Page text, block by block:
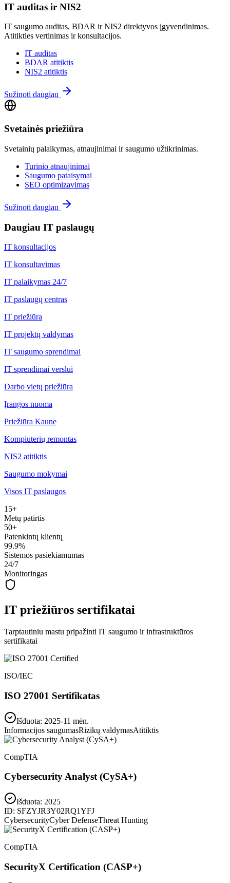
IT auditas ir NIS2
IT saugumo auditas, BDAR ir NIS2 direktyvos įgyvendinimas.
Atitikties vertinimas ir konsultacijos.
IT auditas
BDAR atitiktis
NIS2 atitiktis
Sužinoti daugiau
Svetainės priežiūra
Svetainių palaikymas, atnaujinimai ir saugumo užtikrinimas.
Turinio atnaujinimai
Saugumo pataisymai
SEO optimizavimas
Sužinoti daugiau
Daugiau IT paslaugų
IT konsultacijos
IT konsultavimas
IT palaikymas 24/7
IT paslaugų centras
IT priežiūra
IT projektų valdymas
IT saugumo sprendimai
IT sprendimai verslui
Darbo vietų priežiūra
Įrangos nuoma
Priežiūra Kaune
Kompiuterių remontas
NIS2 atitiktis
Saugumo mokymai
Visos IT paslaugos
15+
Metų patirtis
50+
Patenkintų klientų
99.9%
Sistemos pasiekiamumas
24/7
Monitoringas
IT priežiūros sertifikatai
Tarptautiniu mastu pripažinti IT saugumo ir infrastruktūros
sertifikatai
ISO/IEC
ISO 27001 Sertifikatas
Išduota: 2025-11 mėn.
Informacijos saugumasRizikų valdymasAtitiktis
CompTIA
Cybersecurity Analyst (CySA+)
Išduota: 2025
ID: SFZYJR3Y02RQ1YFJ
CybersecurityCyber DefenseThreat Hunting
CompTIA
SecurityX Certification (CASP+)